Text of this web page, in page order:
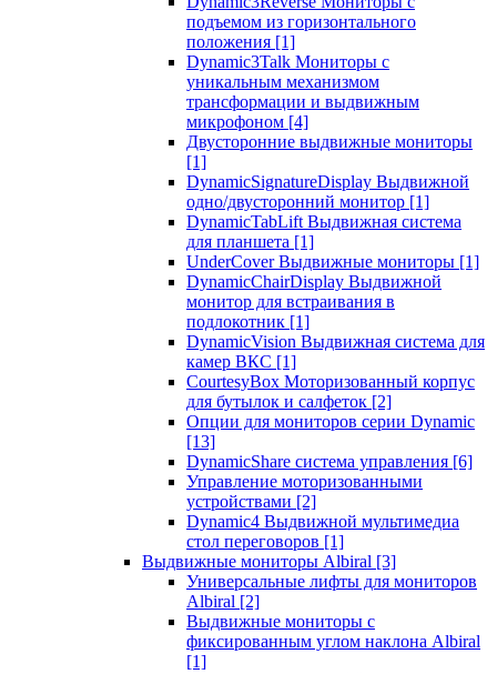
подъемом из горизонтального
положения [1]
Dynamic3Talk Мониторы с
уникальным механизмом
трансформации и выдвижным
микрофоном [4]
Двусторонние выдвижные мониторы
[1]
DynamicSignatureDisplay Выдвижной
одно/двусторонний монитор [1]
DynamicTabLift Выдвижная система
для планшета [1]
UnderCover Выдвижные мониторы [1]
DynamicChairDisplay Выдвижной
монитор для встраивания в
подлокотник [1]
DynamicVision Выдвижная система для
камер ВКС [1]
CourtesyBox Моторизованный корпус
для бутылок и салфеток [2]
Опции для мониторов серии Dynamic
[13]
DynamicShare система управления [6]
Управление моторизованными
устройствами [2]
Dynamic4 Выдвижной мультимедиа
стол переговоров [1]
Выдвижные мониторы Albiral [3]
Универсальные лифты для мониторов
Albiral [2]
Выдвижные мониторы с
фиксированным углом наклона Albiral
[1]